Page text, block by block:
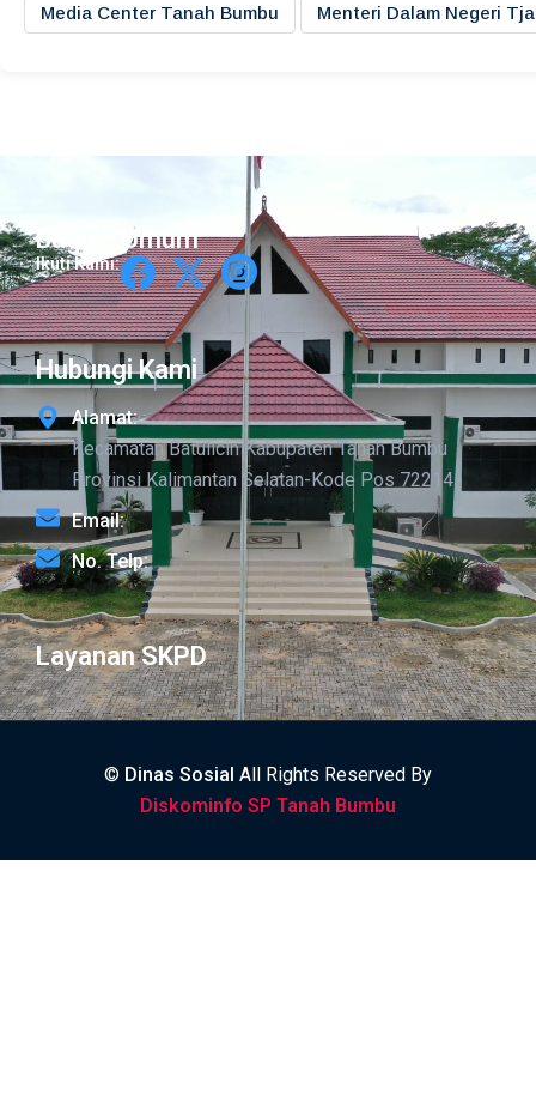
Media Center Tanah Bumbu Menteri Dalam Negeri
Bagian Umum
Ikuti Kami:
Hubungi Kami
Alamat:
Kecamatan Batulicin Kabupaten Tanah Bumbu
Provinsi Kalimantan Selatan-Kode Pos 72214
Email:
No. Telp:
Layanan SKPD
© Dinas Sosial All Rights Reserved By
Diskominfo SP Tanah Bumbu